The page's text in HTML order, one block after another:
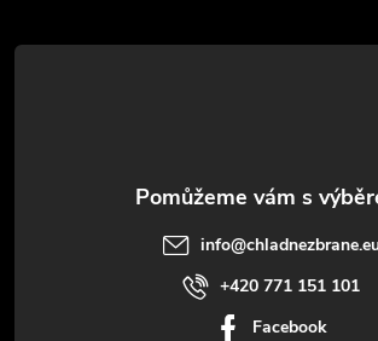
info@
+420 771 151 101
Facebook